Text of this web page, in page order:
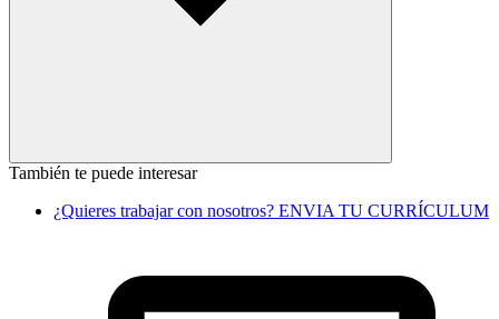
También te puede interesar
¿Quieres trabajar con nosotros? ENVIA TU CURRÍCULUM